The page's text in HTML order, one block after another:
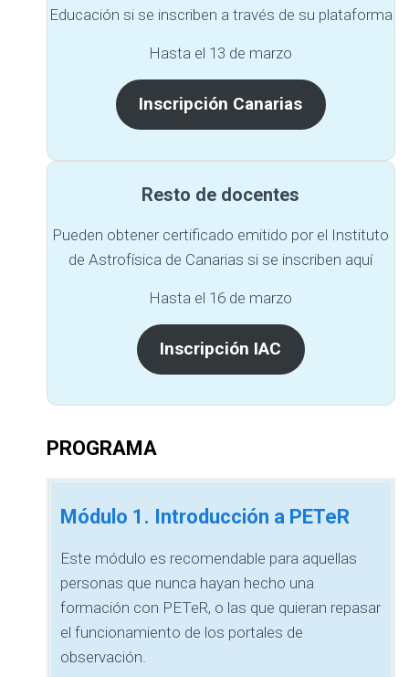
Educación si se inscriben a través de su plataforma
Hasta el 13 de marzo
Inscripción Canarias
Resto de docentes
Pueden obtener certificado emitido por el Instituto
de Astrofísica de Canarias si se inscriben aquí
Hasta el 16 de marzo
Inscripción IAC
PROGRAMA
Módulo 1. Introducción a PETeR
Este módulo es recomendable para aquellas
personas que nunca hayan hecho una
formación con PETeR, o las que quieran repasar
el funcionamiento de los portales de
observación.